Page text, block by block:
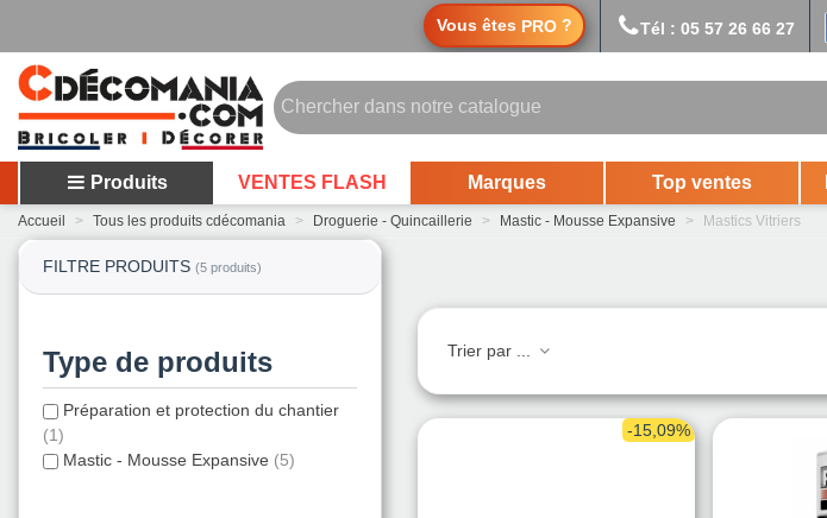
Vous êtes PRO ? Tél : 05 57 26 66 27
Produits VENTES FLASH Marques Top ventes
Accueil > Tous les produits cdécomania > Droguerie - Quincaillerie > Mastic - Mousse Expansive > Mastics Vitriers
FILTRE PRODUITS (5 produits)
Type de produits
Préparation et protection du chantier
(1)
Mastic - Mousse Expansive (5)
Trier par ...
-15,09%